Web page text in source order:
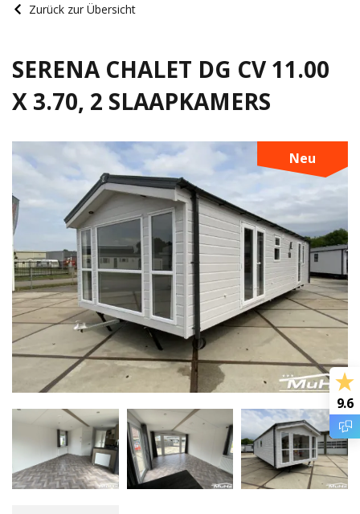
Zurück zur Übersicht
SERENA CHALET DG CV 11.00
X 3.70, 2 SLAAPKAMERS
Neu
9.6